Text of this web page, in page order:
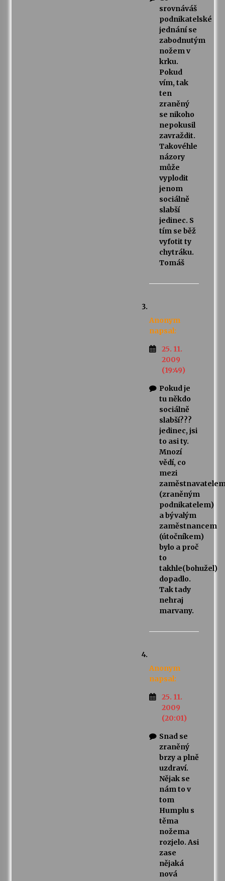
srovnáváš
podnikatelské
jednání se
zabodnutým
nožem v
krku.
Pokud
vím, tak
ten
zraněný
se nikoho
nepokusil
zavraždit.
Takovéhle
názory
může
vyplodit
jenom
sociálně
slabší
jedinec. S
tím se běž
vyfotit ty
chytráku.
Tomáš
Anonym
napsal:
25. 11.
2009
(19:49)
Pokud je
tu někdo
sociálně
slabší???
jedinec, jsi
to asi ty.
Mnozí
vědí, co
mezi
(zraněným
podnikatelem)
a bývalým
zaměstnancem
(útočníkem)
bylo a proč
to
takhle(bohužel)
dopadlo.
Tak tady
nehraj
marvany.
Anonym
napsal:
25. 11.
2009
(20:01)
Snad se
zraněný
brzy a plně
uzdraví.
Nějak se
nám to v
tom
Humplu s
těma
nožema
rozjelo. Asi
zase
nějaká
nová